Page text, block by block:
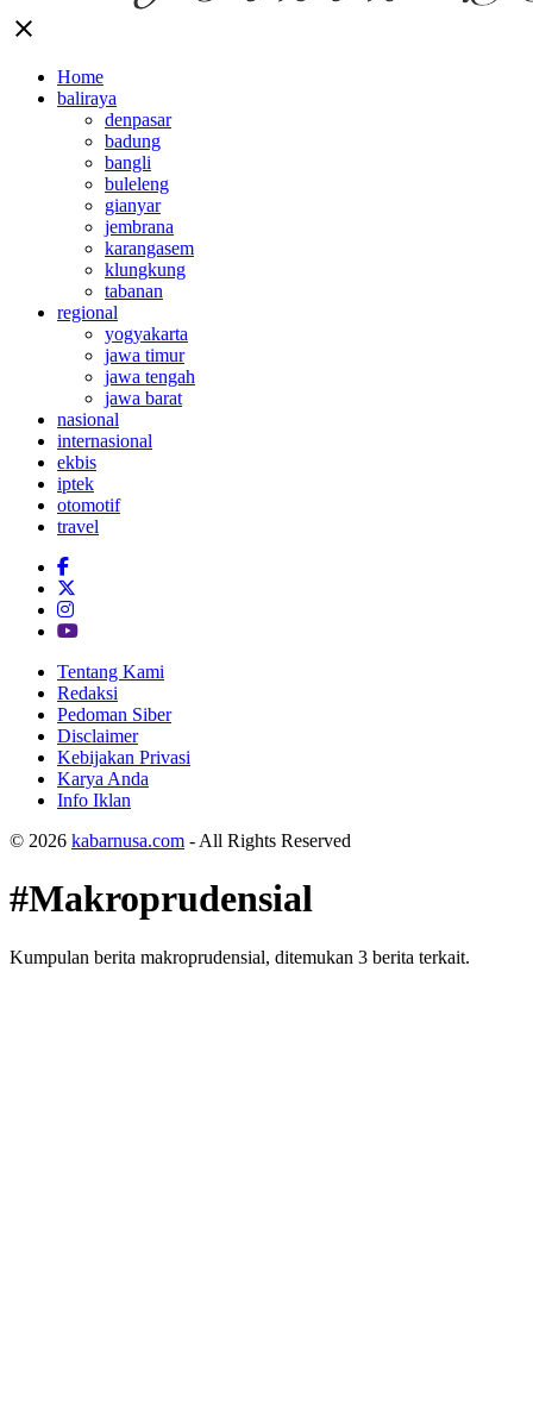
close
Home
baliraya
denpasar
badung
bangli
buleleng
gianyar
jembrana
karangasem
klungkung
tabanan
regional
yogyakarta
jawa timur
jawa tengah
jawa barat
nasional
internasional
ekbis
iptek
otomotif
travel
Tentang Kami
Redaksi
Pedoman Siber
Disclaimer
Kebijakan Privasi
Karya Anda
Info Iklan
© 2026 kabarnusa.com - All Rights Reserved
#Makroprudensial
Kumpulan berita makroprudensial, ditemukan 3 berita terkait.